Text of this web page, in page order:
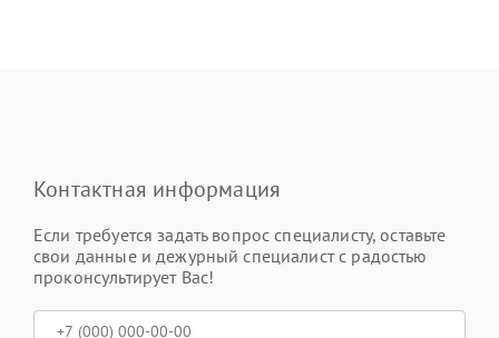
Контактная информация
Если требуется задать вопрос специалисту, оставьте
свои данные и дежурный специалист с радостью
проконсультирует Вас!